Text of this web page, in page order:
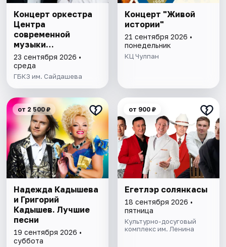
Концерт оркестра
Центра
современной
музыки
С.Губайдулиной
23 сентября 2026 •
среда
ГБКЗ им. Сайдашева
Концерт "Живой
истории"
21 сентября 2026 •
понедельник
КЦ Чулпан
от 2 500 ₽
Надежда Кадышева
и Григорий
Кадышев. Лучшие
песни
19 сентября 2026 •
суббота
от 900 ₽
Егетлэр солянкасы
18 сентября 2026 •
пятница
Культурно-досуговый
комплекс им. Ленина